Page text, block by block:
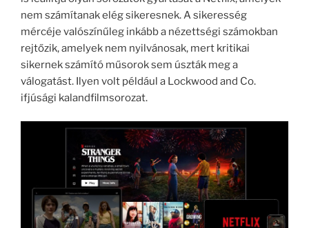
nem számítanak elég sikeresnek. A sikeresség
mércéje valószínűleg inkább a nézettségi számokban
rejtőzik, amelyek nem nyilvánosak, mert kritikai
sikernek számító műsorok sem úszták meg a
válogatást. Ilyen volt például a Lockwood and Co.
ifjúsági kalandfilmsorozat.